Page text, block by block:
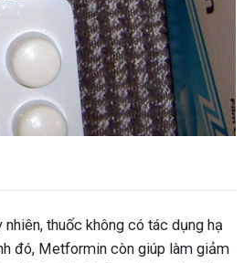
nhiên, thuốc không có tác dụng hạ
đó, Metformin còn giúp làm giảm